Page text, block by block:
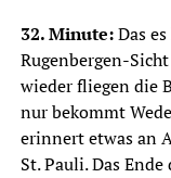
32. Minute:Das
Rugenbergen-
wieder fliegen die
nur bekommt
erinnert etwas an
St. Pauli. Das